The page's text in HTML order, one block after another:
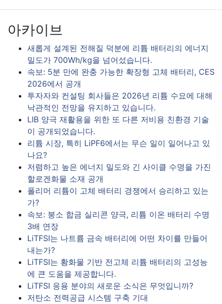
아카이브
새롭게 설계된 전해질 덕분에 리튬 배터리의 에너지
밀도가 700Wh/kg을 넘어섰습니다.
속보: 5분 만에 완충 가능한 확장형 고체 배터리, CES
2026에서 공개
투자자와 컨설팅 회사들은 2026년 리튬 수요에 대해
낙관적인 전망을 유지하고 있습니다.
LIB 양극 재활용을 위한 또 다른 저비용 친환경 기술
이 공개되었습니다.
리튬 시장, 특히 LiPF6에서는 무슨 일이 일어나고 있
나요?
저렴하고 높은 에너지 밀도와 긴 사이클 수명을 가진
할로겐화물 소재 공개
폴리머 리튬이 고체 배터리 경쟁에서 승리하고 있는
가?
속보: 붕소 합금 실리콘 양극, 리튬 이온 배터리 수명
3배 연장
LiTFSI는 나트륨 금속 배터리에 어떤 차이를 만들어
내는가?
LiTFSI는 황화물 기반 전고체 리튬 배터리의 고성능
에 큰 도움을 제공합니다.
LiTFSI 응용 분야의 새로운 소식은 무엇입니까?
저탄소 전력공급 시스템 구축 기대